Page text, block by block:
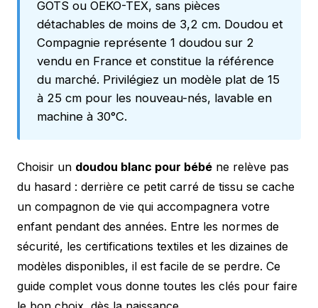
GOTS ou OEKO-TEX, sans pièces
détachables de moins de 3,2 cm. Doudou et
Compagnie représente 1 doudou sur 2
vendu en France et constitue la référence
du marché. Privilégiez un modèle plat de 15
à 25 cm pour les nouveau-nés, lavable en
machine à 30°C.
Choisir un doudou blanc pour bébé ne relève pas
du hasard : derrière ce petit carré de tissu se cache
un compagnon de vie qui accompagnera votre
enfant pendant des années. Entre les normes de
sécurité, les certifications textiles et les dizaines de
modèles disponibles, il est facile de se perdre. Ce
guide complet vous donne toutes les clés pour faire